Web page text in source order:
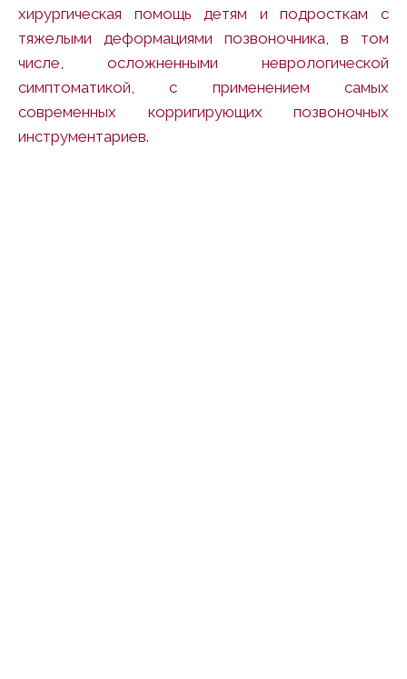
хирургическая помощь детям и подросткам с
тяжелыми деформациями позвоночника, в том
числе, осложненными неврологической
симптоматикой, с применением самых
современных корригирующих позвоночных
инструментариев.